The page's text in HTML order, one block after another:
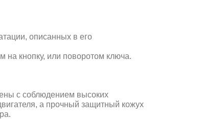
описанных в его
на кнопку, или поворотом ключа.
с соблюдением высоких
а прочный защитный кожух